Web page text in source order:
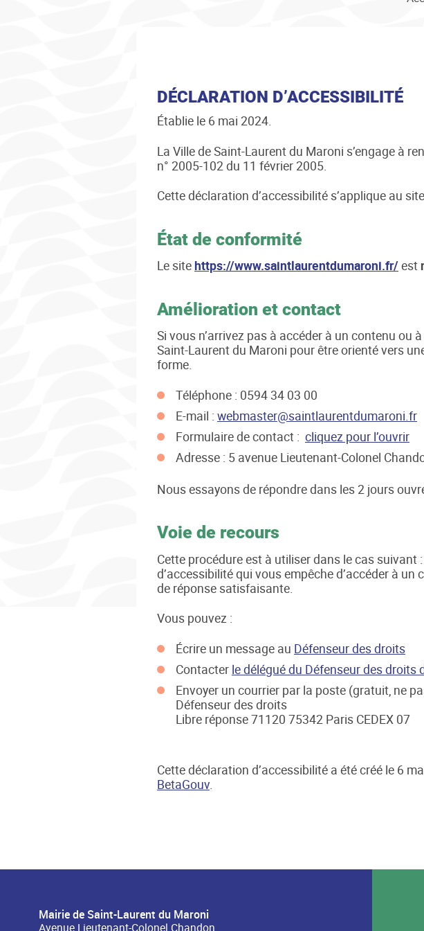
DÉCLARATION D’ACCESSIBILITÉ
Établie le 6 mai 2024.
La Ville de Saint-Laurent du Maroni s’engage à
n° 2005-102 du 11 février 2005.
Cette déclaration d’accessibilité s’applique au site
État de conformité
Le site https://www.saintlaurentdumaroni.fr/est
Amélioration et contact
Si vous n’arrivez pas à accéder à un contenu ou
Saint-Laurent du Maroni pour être orienté vers
forme.
Téléphone : 0594 34 03 00
E-mail : webmaster@saintlaurentdumaroni.fr
Formulaire de contact : cliquez pour l’ouvrir
Adresse : 5 avenue Lieutenant-Colonel
Nous essayons de répondre dans les 2 jours
Voie de recours
Cette procédure est à utiliser dans le cas
d’accessibilité qui vous empêche d’accéder à
de réponse satisfaisante.
Vous pouvez :
Écrire un message au Défenseur des droits
Contacter le délégué du Défenseur des droits
Envoyer un courrier par la poste (gratuit, ne
Défenseur des droits
Libre réponse 71120 75342 Paris CEDEX 07
Cette déclaration d’accessibilité a été créé le 6
BetaGouv
Mairie de Saint-Laurent du Maroni
Avenue Lieutenant-Colonel Chandon